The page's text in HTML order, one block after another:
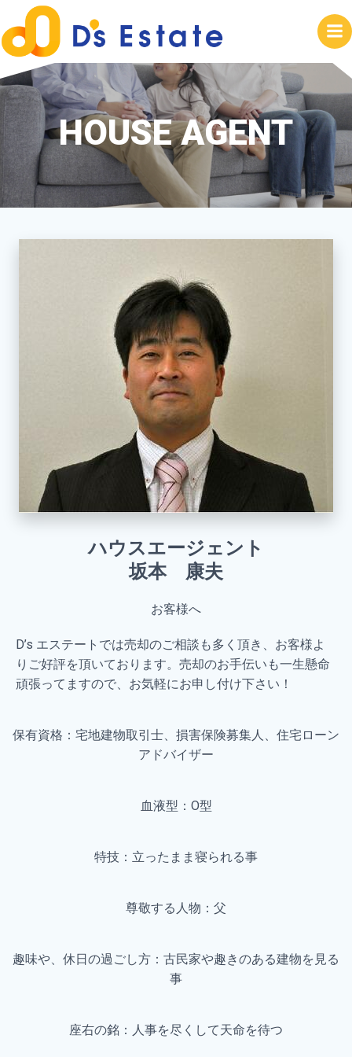
ン
テ
ン
ツ
へ
ス
キ
ッ
プ
HOUSE AGENT
ハウスエージェント
坂本 康夫
お客様へ
D’s エステートでは売却のご相談も多く頂き、お客様よ
りご好評を頂いております。売却のお手伝いも一生懸命
頑張ってますので、お気軽にお申し付け下さい！
保有資格：宅地建物取引士、損害保険募集人、住宅ローン
アドバイザー
血液型：O型
特技：立ったまま寝られる事
尊敬する人物：父
趣味や、休日の過ごし方：古民家や趣きのある建物を見る
事
座右の銘：人事を尽くして天命を待つ